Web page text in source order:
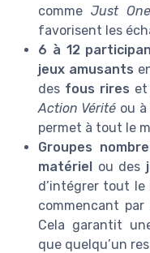
comme Just One
favorisent les
6 à 12
jeux amusants
des fous rires et
Action Véritéou à
permet à tout le
Groupes
matériel ou des
d’intégrer tout le
commencant
Cela garantit
que quelqu’un